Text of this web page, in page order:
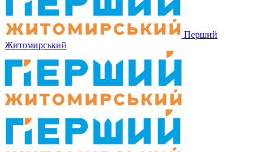
Перший
Житомирський